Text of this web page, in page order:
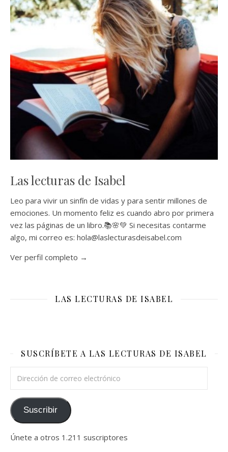
Las lecturas de Isabel
Leo para vivir un sinfín de vidas y para sentir millones de
emociones. Un momento feliz es cuando abro por primera
vez las páginas de un libro.📚🌸💚 Si necesitas contarme
algo, mi correo es: hola@laslecturasdeisabel.com
Ver perfil completo →
LAS LECTURAS DE ISABEL
SUSCRÍBETE A LAS LECTURAS DE ISABEL
Suscribir
Únete a otros 1.211 suscriptores